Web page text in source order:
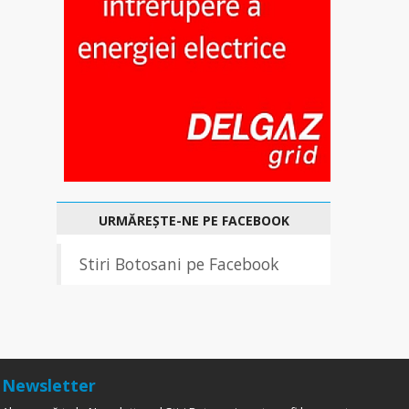
URMĂREȘTE-NE PE FACEBOOK
Stiri Botosani pe Facebook
Newsletter